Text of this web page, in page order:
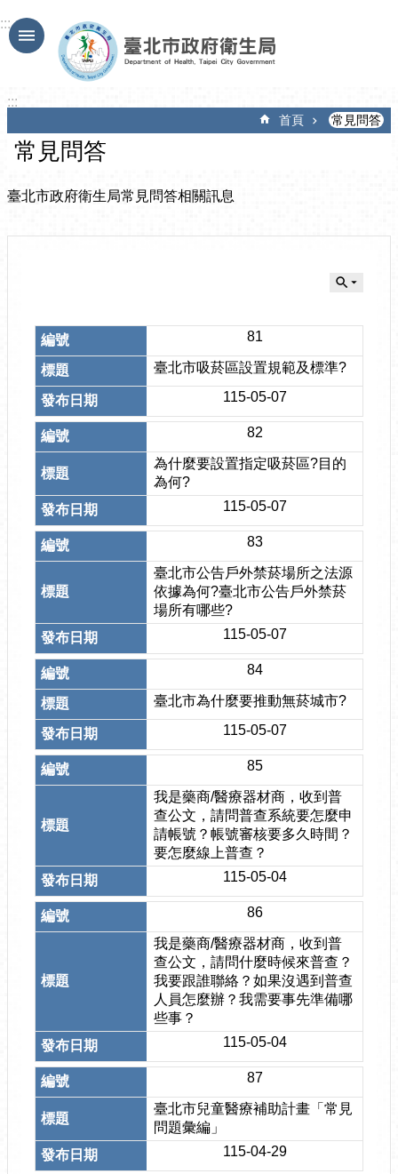
跳到主要內容區塊
:::
:::
首頁 常見問答
常見問答
臺北市政府衛生局常見問答相關訊息
81
臺北市吸菸區設置規範及標準?
115-05-07
82
為什麼要設置指定吸菸區?目的
為何?
115-05-07
83
臺北市公告戶外禁菸場所之法源
依據為何?臺北市公告戶外禁菸
場所有哪些?
115-05-07
84
臺北市為什麼要推動無菸城市?
115-05-07
85
我是藥商/醫療器材商，收到普
查公文，請問普查系統要怎麼申
請帳號？帳號審核要多久時間？
要怎麼線上普查？
115-05-04
86
我是藥商/醫療器材商，收到普
查公文，請問什麼時候來普查？
我要跟誰聯絡？如果沒遇到普查
人員怎麼辦？我需要事先準備哪
些事？
115-05-04
87
臺北市兒童醫療補助計畫「常見
問題彙編」
115-04-29